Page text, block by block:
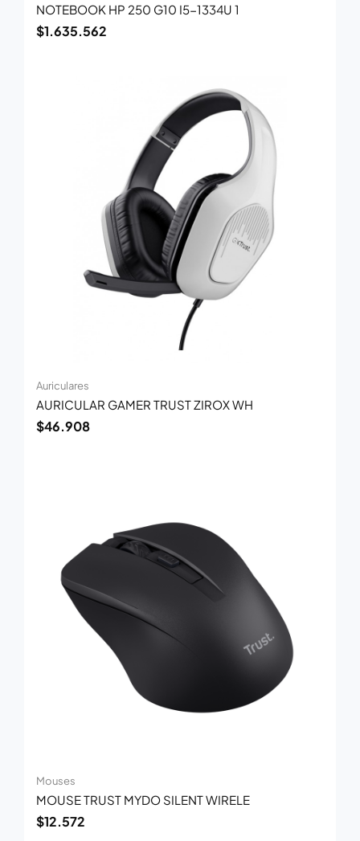
NOTEBOOK HP 250 G10 I5-1334U 1
$1.635.562
Auriculares
AURICULAR GAMER TRUST ZIROX WH
$46.908
Mouses
MOUSE TRUST MYDO SILENT WIRELE
$12.572